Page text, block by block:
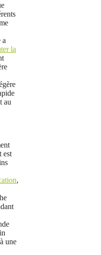
a
la
au
est
,
une